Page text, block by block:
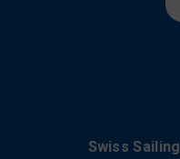
Swiss Sailing